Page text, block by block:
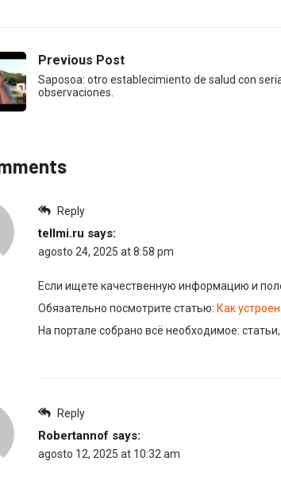
Previous Post
Saposoa: otro establecimiento de salud con
observaciones.
Reply
tellmi.ru says:
agosto 24, 2025 at 8:58 pm
Если ищете качественную информацию и
Обязательно посмотрите статью: Как
На портале собрано всё необходимое:
Reply
Robertannof says:
agosto 12, 2025 at 10:32 am